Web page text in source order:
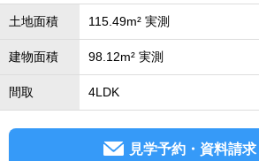
土地面積 115.49m² 実測
建物面積 98.12m² 実測
間取 4LDK
見学予約・資料請求